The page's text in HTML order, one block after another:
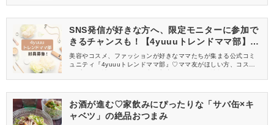
アップするのは「韓国風」のレシピ！どれも簡単に作ることがで
SNS発信が好きな方へ、限定モニターに参加で
きるチャンスも！【4yuuuトレンドママ部】部
員募集中
美容やコスメ、ファッションが好きなママたちが集まる公式コミ
ュニティ『4yuuuトレンドママ部』♡ママ友がほしい方、コスメサ
信してくれる方を募集しています！
お酒が進む♡家飲みにぴったりな「サバ缶×キ
ャベツ」の絶品おつまみ